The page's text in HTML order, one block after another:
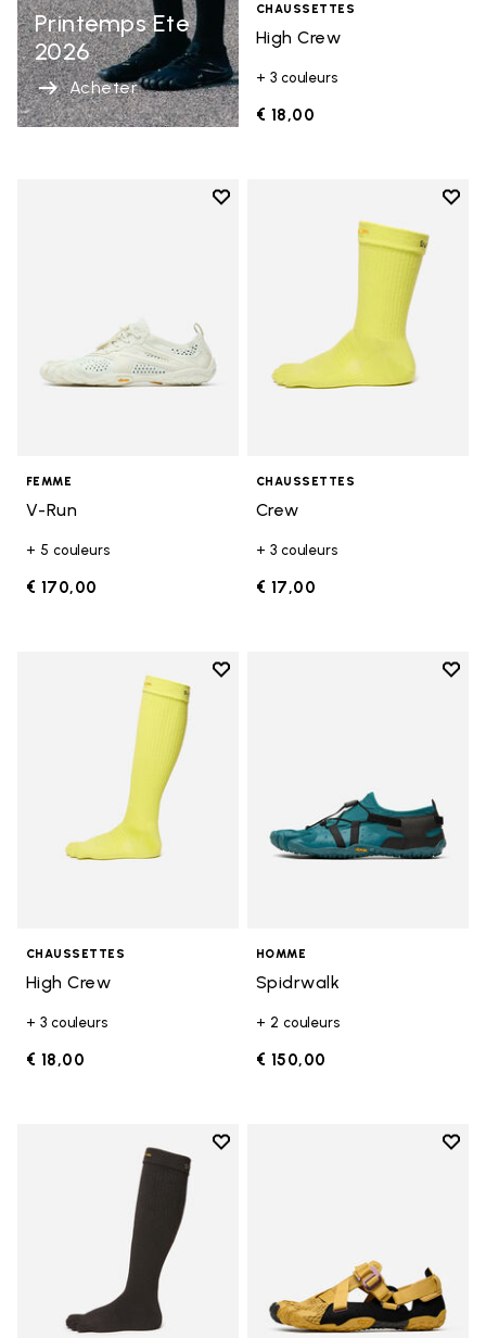
Printemps Ete
2026
Acheter
CHAUSSETTES
High Crew
+ 3 couleurs
€ 18,00
Add to wishlist
Add to wishlist V-Run
FEMME
V-Run
+ 5 couleurs
€ 170,00
Add
CHAUSSETTES
Crew
+ 3 couleurs
€ 17,00
Add to wishlist
CHAUSSETTES
High Crew
+ 3 couleurs
€ 18,00
Add
HOMME
Spidrwalk
+ 2 couleurs
€ 150,00
Add to wishlist
Add